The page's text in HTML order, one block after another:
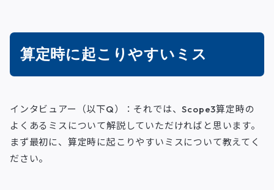
算定時に起こりやすいミス
インタビュアー（以下Q）：それでは、Scope3算定時の
よくあるミスについて解説していただければと思います。
まず最初に、算定時に起こりやすいミスについて教えてく
ださい。